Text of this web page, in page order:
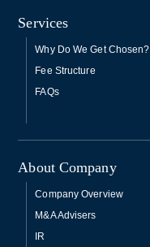
Services
Why Do We Get Chosen?
Fee Structure
FAQs
About Company
Company Overview
M&A Advisers
IR